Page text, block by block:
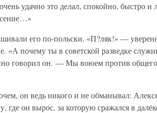
удачно это делал, спокойно, быстро и
его по-польски. «П?ляк!» —
«А почему ты в советской разведке
говорил он. — Мы воюем против общего
он ведь никого и не обманывал:
где он вырос, за которую сражался в